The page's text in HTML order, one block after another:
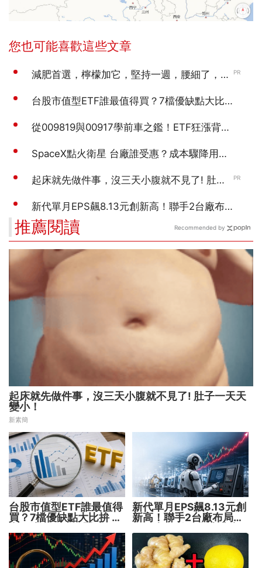
推薦閱讀
起床就先做件事，沒三天小腹就不見了! 肚子一天天
變小！
新素簡
台股市值型ETF誰最值得
買？7檔優缺點大比拚 找
新代單月EPS飆8.13元創
新高！聯手2台廠布局機
機
Recommended by